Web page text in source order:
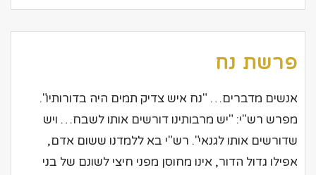
פרשת נח
אנשים מדברים… "נח איש צדיק תמים היה בדורותיו".
מפרש רש"י: "יש מרבותינו דורשים אותו לשבח… ויש
שדורשים אותו לגנאי". רש"י בא ללמדנו ששום אדם,
אפילו גדול הדור, אינו מחוסן מפני חיצי לשונם של בני